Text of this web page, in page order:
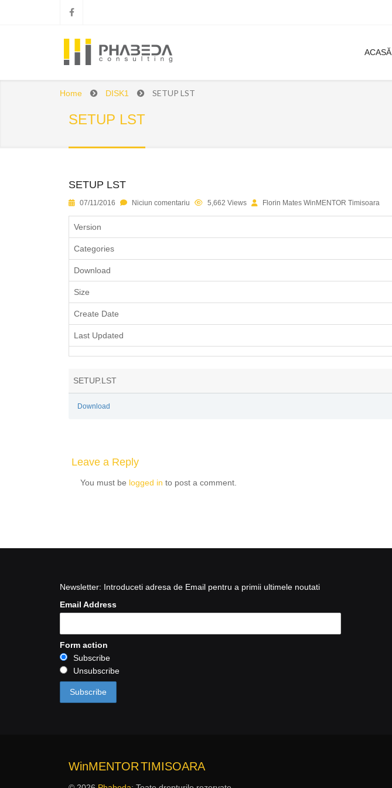
ACASĂ
SETUP LST
Home DISK1 SETUP LST
SETUP LST
1 2 4 5
07/11/2016 Niciun comentariu 5,662 Views Florin Mates WinMENTOR Timisoara
Version
Categories
Download
Size
Create Date
Last Updated
SETUP.LST
Download
Leave a Reply
You must be logged in to post a comment.
Newsletter: Introduceti adresa de Email pentru a primii ultimele noutati
Email Address
Form action
Subscribe
Unsubscribe
WinMENTORTIMISOARA